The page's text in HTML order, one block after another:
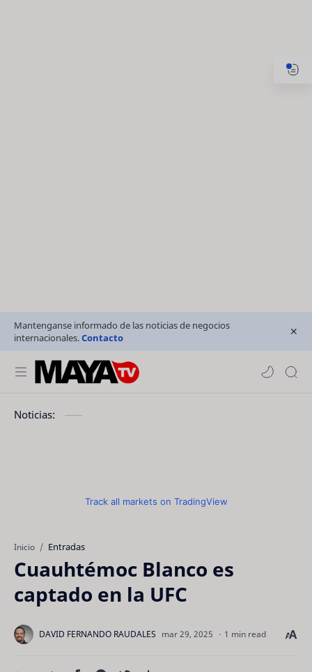
Mantenganse informado de las noticias de negocios
internacionales.Contacto
Noticias:
Track all markets on TradingView
Inicio Entradas
Cuauhtémoc Blanco es
captado en la UFC
1 min read